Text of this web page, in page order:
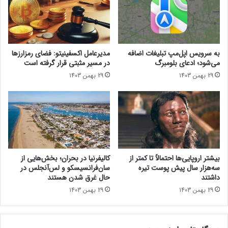
مقالات مرتبط
اسب‌بخار، بدنه خیره‌کننده فیبرکربن
پرسرعت و چشم‌نواز با گیربکس ۸ سرعته؛ خودرو استون مارتین
ل
و
ر
ف
ت
ک
آ
ی
ل
ن
د
آ
ی
ف
و
ا
ح
م
ا
ل
ب
به سرویس اپل‌مپ تبلیغات اضافه
می‌شود؛ ادعای بلومبرگ
29 بهمن 1403
مدیرعامل اکسفینیتو:‌ فضای رمزارزها
در مسیر مثبتی قرار گرفته است
29 بهمن 1403
بیشتر اروپایی‌ها احتمالاً تا کمتر از
سه‌هزار سال پیش پوست تیره
داشتند
29 بهمن 1403
کالیفرنیا در بحران؛ بخش‌هایی از
سان‌فرانسیسکو و لس‌آنجلس در
حال غرق شدن هستند
29 بهمن 1403